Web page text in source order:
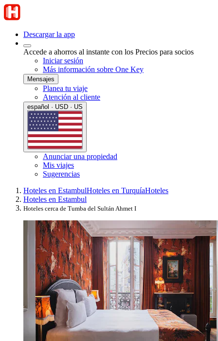
Descargar la app
Accede a ahorros al instante con los Precios para socios
Iniciar sesión
Más información sobre One Key
Mensajes
Planea tu viaje
Atención al cliente
español · USD · US
Anunciar una propiedad
Mis viajes
Sugerencias
Hoteles en EstambulHoteles en TurquíaHoteles
Hoteles en Estambul
Hoteles cerca de Tumba del Sultán Ahmet I